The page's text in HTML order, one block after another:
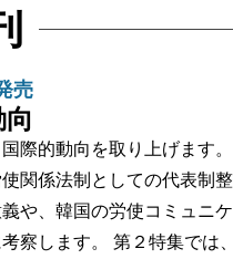
売
際的動向を取り上げます
関係法制としての代表制
や、韓国の労使コミュニ
察します。 第２特集では